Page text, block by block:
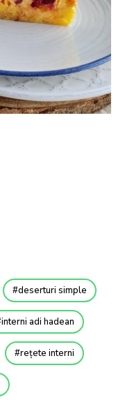
deserturi simple
interni adi hadean
rețete interni